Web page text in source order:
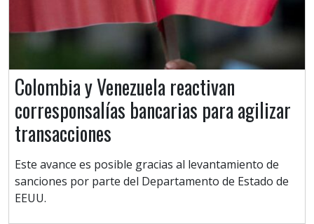
Colombia y Venezuela reactivan
corresponsalías bancarias para agilizar
transacciones
Este avance es posible gracias al levantamiento de
sanciones por parte del Departamento de Estado de
EEUU.